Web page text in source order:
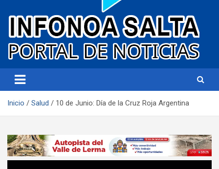
Infonoa Salta
Inicio Salud 10 de Junio: Día de la Cruz Roja Argentina